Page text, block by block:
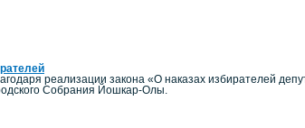
реализации закона «О наказах избирателей
Собрания Йошкар-Олы.